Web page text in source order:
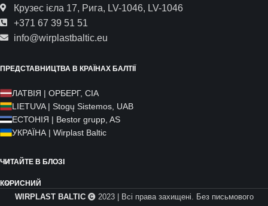
Крузес ієла 17, Рига, LV-1046, LV-1046
+371 67 39 51 51
info@wirplastbaltic.eu
ПРЕДСТАВНИЦТВА В КРАЇНАХ БАЛТІЇ
ЛАТВІЯ | ОРБЕРГ, СІА
LIETUVA | Stogų Sistemos, UAB
ЕСТОНІЯ | Bestor grupp, AS
УКРАЇНА | Wirplast Baltic
ЧИТАЙТЕ В БЛОЗІ
КОРИСНИЙ
WIRPLAST BALTIC 2023 | Всі права захищені. Без письмового